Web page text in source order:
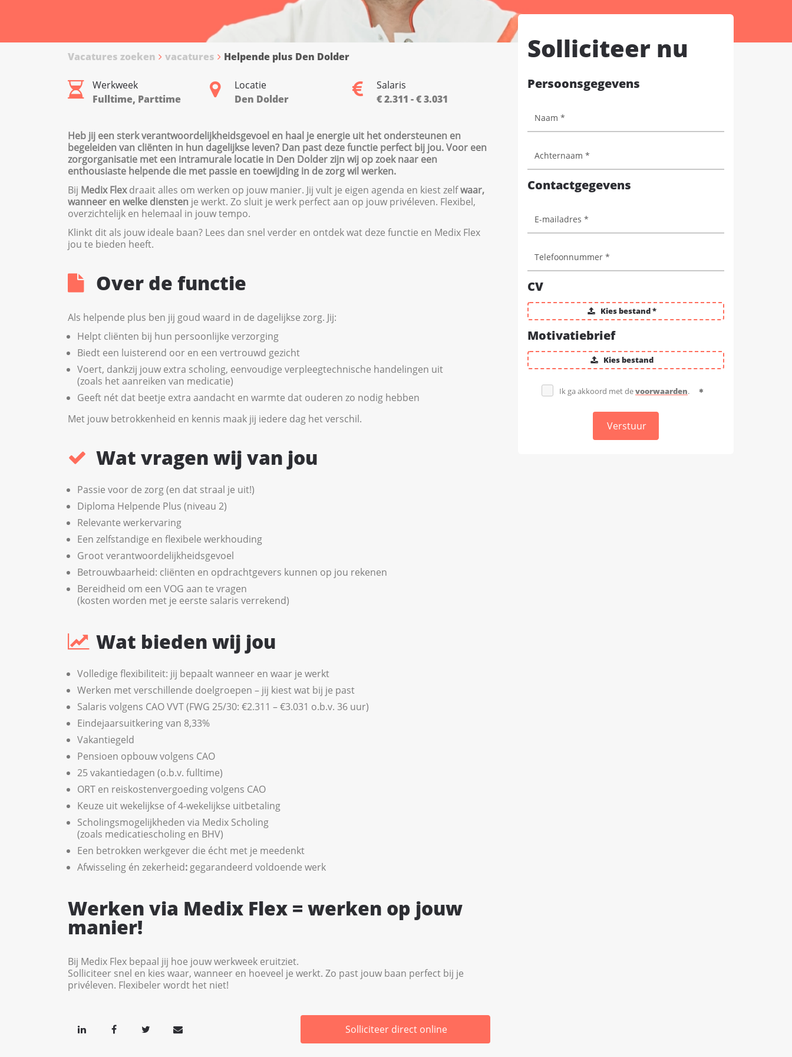
Vacatures zoeken vacatures Helpende plus Den Dolder
Werkweek
Fulltime, Parttime
Locatie
Den Dolder
Salaris
€ 2.311 - € 3.031
Heb jij een sterk verantwoordelijkheidsgevoel en haal je energie uit het ondersteunen en
begeleiden van cliënten in hun dagelijkse leven? Dan past deze functie perfect bij jou. Voor een
zorgorganisatie met een intramurale locatie in Den Dolder zijn wij op zoek naar een
enthousiaste helpende die met passie en toewijding in de zorg wil werken.
Bij Medix Flex draait alles om werken op jouw manier. Jij vult je eigen agenda en kiest zelfwaar,
wanneer en welke diensten je werkt. Zo sluit je werk perfect aan op jouw privéleven. Flexibel,
overzichtelijk en helemaal in jouw tempo.
Klinkt dit als jouw ideale baan? Lees dan snel verder en ontdek wat deze functie en Medix Flex
jou te bieden heeft.
Over de functie
Als helpende plus ben jij goud waard in de dagelijkse zorg. Jij:
Helpt cliënten bij hun persoonlijke verzorging
Biedt een luisterend oor en een vertrouwd gezicht
Voert, dankzij jouw extra scholing, eenvoudige verpleegtechnische handelingen uit
(zoals het aanreiken van medicatie)
Geeft nét dat beetje extra aandacht en warmte dat ouderen zo nodig hebben
Met jouw betrokkenheid en kennis maak jij iedere dag het verschil.
Wat vragen wij van jou
Passie voor de zorg (en dat straal je uit!)
Diploma Helpende Plus (niveau 2)
Relevante werkervaring
Een zelfstandige en flexibele werkhouding
Groot verantwoordelijkheidsgevoel
Betrouwbaarheid: cliënten en opdrachtgevers kunnen op jou rekenen
Bereidheid om een VOG aan te vragen
(kosten worden met je eerste salaris verrekend)
Wat bieden wij jou
Volledige flexibiliteit: jij bepaalt wanneer en waar je werkt
Werken met verschillende doelgroepen – jij kiest wat bij je past
Salaris volgens CAO VVT (FWG 25/30: €2.311 – €3.031 o.b.v. 36 uur)
Eindejaarsuitkering van 8,33%
Vakantiegeld
Pensioen opbouw volgens CAO
25 vakantiedagen (o.b.v. fulltime)
ORT en reiskostenvergoeding volgens CAO
Keuze uit wekelijkse of 4-wekelijkse uitbetaling
Scholingsmogelijkheden via Medix Scholing
(zoals medicatiescholing en BHV)
Een betrokken werkgever die écht met je meedenkt
Afwisseling én zekerheid: gegarandeerd voldoende werk
Werken via Medix Flex = werken op jouw
manier!
Bij Medix Flex bepaal jij hoe jouw werkweek eruitziet.
Solliciteer snel en kies waar, wanneer en hoeveel je werkt. Zo past jouw baan perfect bij je
privéleven. Flexibeler wordt het niet!
Solliciteer direct online
Solliciteer nu
Persoonsgegevens
Contactgegevens
CV
Kies bestand *
Motivatiebrief
Kies bestand
Ik ga akkoord met devoorwaarden.
Verstuur